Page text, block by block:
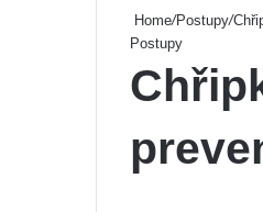
Home/Postupy/
Postupy